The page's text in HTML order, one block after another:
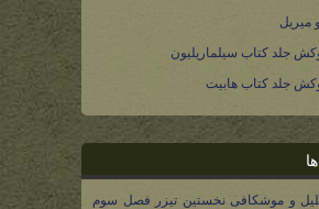
میریل
جلد کتاب سیلماریلیون
جلد کتاب هابیت
و موشکافی نخستین تیزر فصل سوم